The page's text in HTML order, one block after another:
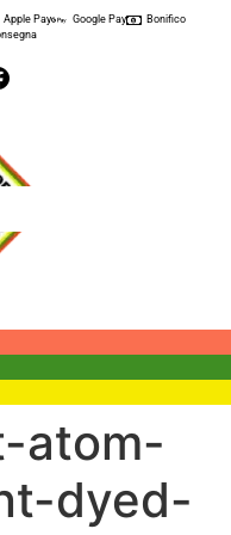
Apple Pay Google Pay
Bonifico
atom-
dyed-